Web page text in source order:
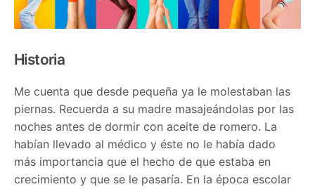
Historia
Me cuenta que desde pequeña ya le molestaban las
piernas. Recuerda a su madre masajeándolas por las
noches antes de dormir con aceite de romero. La
habían llevado al médico y éste no le había dado
más importancia que el hecho de que estaba en
crecimiento y que se le pasaría. En la época escolar